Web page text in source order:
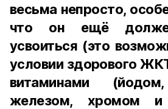
весьма непросто,
что он ещё
усвоиться (это
условии здорового
витаминами
железом, хромом